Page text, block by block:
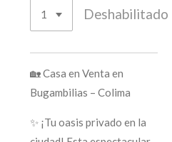
Deshabilitado
🏡 Casa en Venta en
Bugambilias – Colima
✨ ¡Tu oasis privado en la